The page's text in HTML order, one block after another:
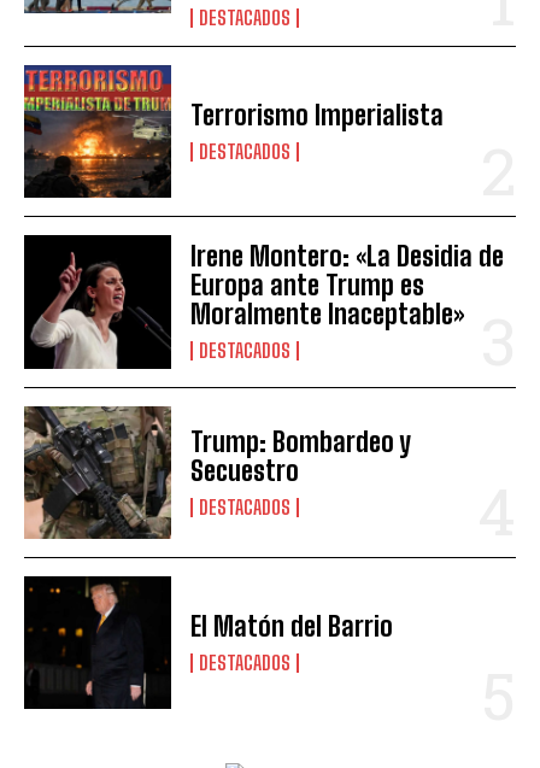
DESTACADOS
Terrorismo Imperialista
DESTACADOS
Irene Montero: «La Desidia de
Europa ante Trump es
Moralmente Inaceptable»
DESTACADOS
Trump: Bombardeo y
Secuestro
DESTACADOS
El Matón del Barrio
DESTACADOS